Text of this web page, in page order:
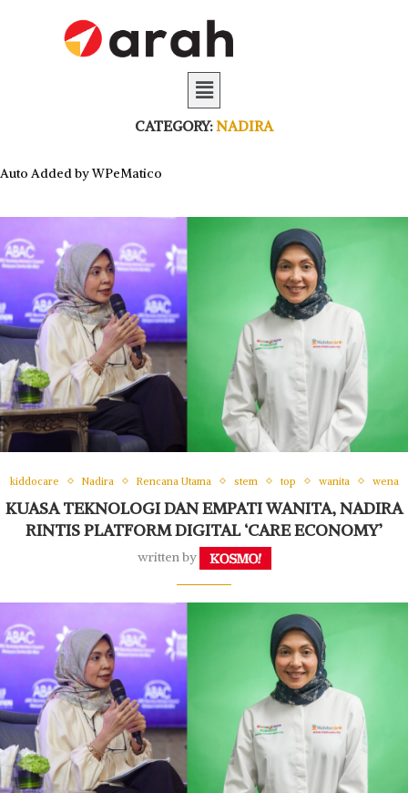
CATEGORY: NADIRA
Auto Added by WPeMatico
kiddocare Nadira Rencana Utama stem top wanita wena
KUASA TEKNOLOGI DAN EMPATI WANITA, NADIRA
RINTIS PLATFORM DIGITAL ‘CARE ECONOMY’
written by